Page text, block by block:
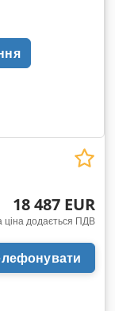
18 487 EUR
ціна додається ПДВ